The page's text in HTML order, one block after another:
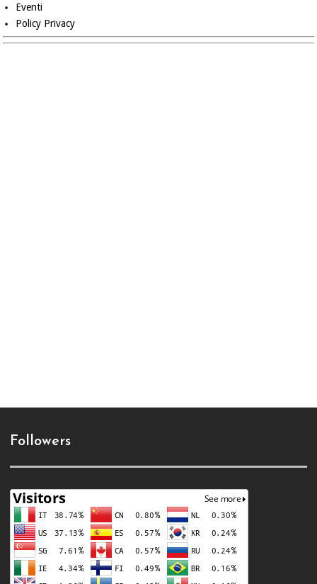
Eventi
Policy Privacy
Followers